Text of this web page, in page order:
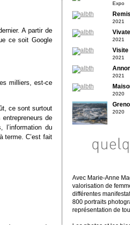
A partir de
ce soit Google
milliers, est-ce
ce sont surtout
de
du
terme. C’est fait
Expo
2021
2021
Visite
2021
2021
2020
2020
Avec Marie-Anne
valorisation de
différentes
800 portraits
représentation de